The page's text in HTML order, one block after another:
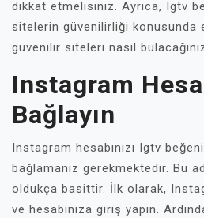
dikkat etmelisiniz. Ayrıca, Igtv
sitelerin güvenilirliği konusunda
güvenilir siteleri nasıl
Instagram
Bağlayın
Instagram hesabınızı Igtv
bağlamanız gerekmektedir. Bu
oldukça basittir. İlk olarak,
ve hesabınıza giriş yapın.